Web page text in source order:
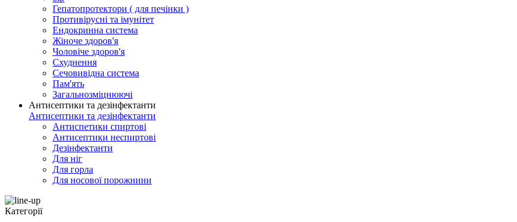
Гепатопротектори ( для печінки )
Противірусні та імунітет
Ендокринна система
Жіноче здоров'я
Чоловіче здоров'я
Схуднення
Сечовивідна система
Пам'ять
Загальнозміцнюючі
Антисептики та дезінфектанти
Антисептики та дезінфектанти
Антиспетики спиртові
Антисептики неспиртові
Дезінфектанти
Для ніг
Для горла
Для носової порожнини
Категорії